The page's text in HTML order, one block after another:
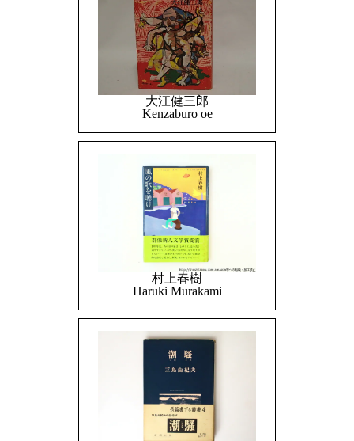
大江健三郎
Kenzaburo oe
村上春樹
Haruki Murakami